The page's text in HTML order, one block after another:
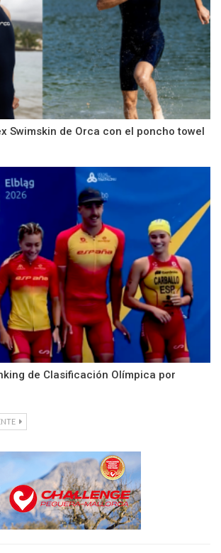
Swimskin de Orca con el poncho towel
de Clasificación Olímpica por